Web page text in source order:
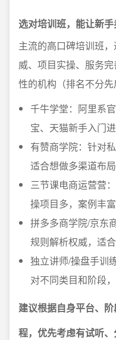
选对培训班，能让新手
主流的高口碑培训班
威、项目实操、服务
性的机构（排名不分先
千牛学堂：阿里系
宝、天猫新手入门进
有赞商学院：针对
适合想做多渠道布局
三节课电商运营营
操项目多，案例丰富
拼多多商学院/京东
规则解析权威，适合
独立讲师/操盘手训
对不同类目和阶段，
建议根据自身平台、
程，优先考虑有试听